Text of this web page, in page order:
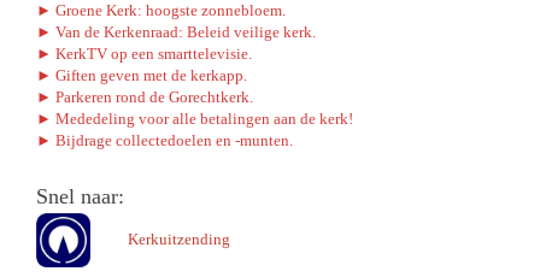
► Groene Kerk: hoogste zonnebloem.
► Van de Kerkenraad: Beleid veilige kerk.
► KerkTV op een smarttelevisie.
► Giften geven met de kerkapp.
► Parkeren rond de Gorechtkerk.
► Mededeling voor alle betalingen aan de kerk!
► Bijdrage collectedoelen en -munten.
Snel naar:
Kerkuitzending